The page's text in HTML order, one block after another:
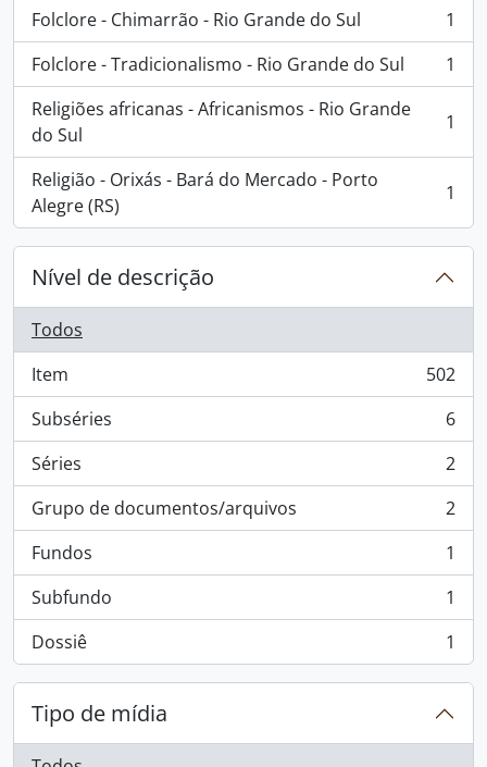
Folclore - Chimarrão - Rio Grande do Sul
, 1 resultados
1
Folclore - Tradicionalismo - Rio Grande do Sul
, 1 resultados
1
Religiões africanas - Africanismos - Rio Grande
do Sul
, 1 resultados 1
Religião - Orixás - Bará do Mercado - Porto
Alegre (RS)
, 1 resultados 1
Nível de descrição
Todos
Item
, 502 resultados
502
Subséries
, 6 resultados
6
Séries
, 2 resultados
2
Grupo de documentos/arquivos
, 2 resultados
2
Fundos
, 1 resultados
1
Subfundo
, 1 resultados
1
Dossiê
, 1 resultados 1
Tipo de mídia